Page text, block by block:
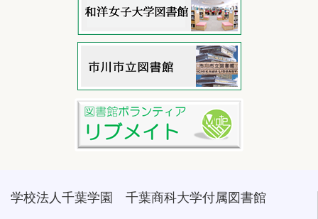
学校法人千葉学園 千葉商科大学付属図書館